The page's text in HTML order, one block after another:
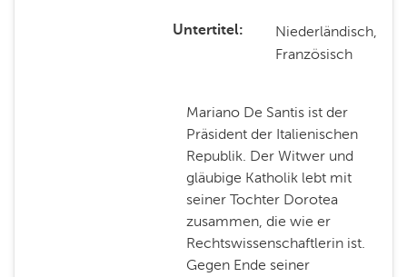
Untertitel
Niederländisch,
Französisch
Mariano De Santis ist der
Präsident der Italienischen
Republik. Der Witwer und
gläubige Katholik lebt mit
seiner Tochter Dorotea
zusammen, die wie er
Rechtswissenschaftlerin ist.
Gegen Ende seiner